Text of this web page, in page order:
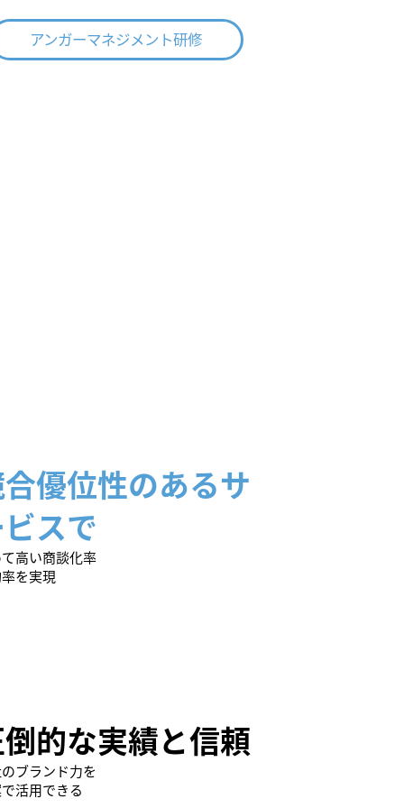
アンガーマネジメント研修
優位性のあるサ
スで
高い商談化率
を実現
的な実績と信頼
ブランド力を
活用できる